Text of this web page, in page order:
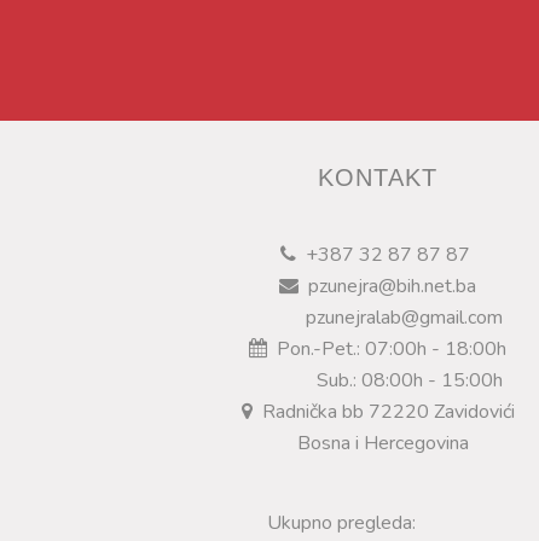
KONTAKT
+387 32 87 87 87
pzunejra@bih.net.ba
pzunejralab@gmail.com
Pon.-Pet.: 07:00h - 18:00h
Sub.: 08:00h - 15:00h
Radnička bb 72220 Zavidovići
Bosna i Hercegovina
Ukupno pregleda: